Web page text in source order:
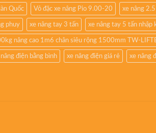
Quốc Vỏ đặc xe nâng Pio 9.00-20 xe nâng
phuy xe nâng tay 3 tấn xe nâng tay 5 tấn nhập
nâng cao 1m6 chân siêu rộng 1500mm TW-
điện bằng bình xe nâng điện giá rẻ xe nâng